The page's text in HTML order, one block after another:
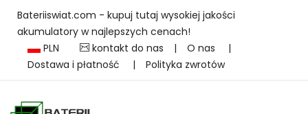
Bateriiswiat.com - kupuj tutaj wysokiej jakości
akumulatory w najlepszych cenach!
PLN
kontakt do nas | O nas
|
Dostawa i płatność
| Polityka zwrotów